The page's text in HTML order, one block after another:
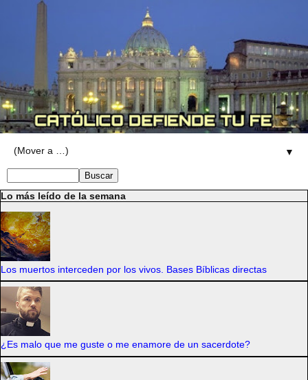
▼
Lo más leído de la semana
Los muertos interceden por los vivos. Bases Bíblicas directas
¿Es malo que me guste o me enamore de un sacerdote?